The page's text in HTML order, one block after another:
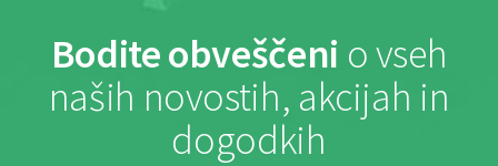
Bodite obveščeni o vseh
naših novostih, akcijah in
dogodkih